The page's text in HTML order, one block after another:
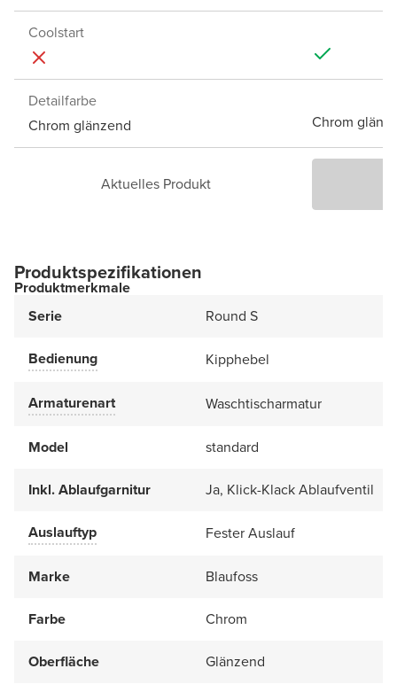
Coolstart
Detailfarbe
Chrom glänzend
Chrom
Aktuelles Produkt
Produktspezifikationen
Produktmerkmale
Serie
Round S
Bedienung Kipphebel
Armaturenart Waschtischarmatur
Model standard
Inkl. Ablaufgarnitur Ja, Klick-Klack Ablaufventil
Auslauftyp Fester Auslauf
Marke Blaufoss
Farbe Chrom
Oberfläche Glänzend